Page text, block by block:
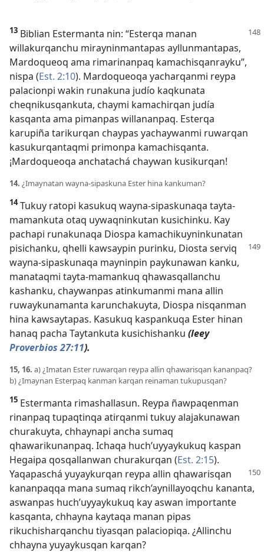
13 Biblian Estermanta nin: “Esterqa manan
willakurqanchu mirayninmantapas ayllunmantapas,
Mardoqueoq ama rimarinanpaq kamachisqanrayku”,
nispa (Est. 2:10). Mardoqueoqa yacharqanmi reypa
palacionpi wakin runakuna judío kaqkunata
cheqnikusqankuta, chaymi kamachirqan judía
kasqanta ama pimanpas willananpaq. Esterqa
karupiña tarikurqan chaypas yachaywanmi ruwarqan
kasukurqantaqmi primonpa kamachisqanta.
¡Mardoqueoqa anchatachá chaywan kusikurqan!
14. ¿Imaynatan wayna-sipaskuna Ester hina kankuman?
14Tukuy ratopi kasukuq wayna-sipaskunaqa tayta-
mamankuta otaq uywaqninkutan kusichinku. Kay
pachapi runakunaqa Diospa kamachikuyninkunatan
pisichanku, qhelli kawsaypin purinku, Diosta serviq
wayna-sipaskunaqa mayninpin paykunawan kanku,
manataqmi tayta-mamankuq qhawasqallanchu
kashanku, chaywanpas atinkumanmi mana allin
ruwaykunamanta karunchakuyta, Diospa nisqanman
hina kawsaytapas. Kasukuq kaspankuqa Ester hinan
hanaq pacha Taytankuta kusichishanku (leey
Proverbios 27:11).
15, 16. a) ¿Imatan Ester ruwarqan reypa allin qhawarisqan kananpaq?
b) ¿Imaynan Esterpaq kanman karqan reinaman tukupusqan?
15 Estermanta rimashallasun. Reypa ñawpaqenman
rinanpaq tupaqtinqa atirqanmi tukuy alajakunawan
churakuyta, chhaynapi ancha sumaq
qhawarikunanpaq. Ichaqa huch’uyyaykukuq kaspan
Hegaipa qosqallanwan churakurqan (Est. 2:15).
Yaqapaschá yuyaykurqan reypa allin qhawarisqan
kananpaqqa mana sumaq rikch’aynillayoqchu kananta,
aswanpas huch’uyyaykukuq kay aswan importante
kasqanta, chhayna kaytaqa manan pipas
rikuchisharqanchu tiyasqan palaciopiqa. ¿Allinchu
chhayna yuyaykusqan karqan?